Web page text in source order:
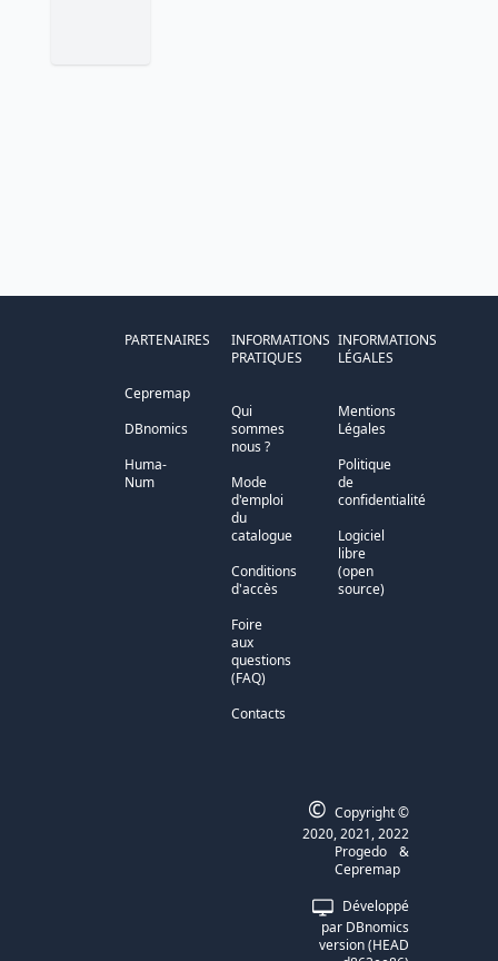
PARTENAIRES
Cepremap
DBnomics
Huma-
Num
INFORMATIONS
PRATIQUES
Qui
sommes
nous ?
Mode
d'emploi
du
catalogue
Conditions
d'accès
Foire
aux
questions
(FAQ)
Contacts
INFORMATIONS
LÉGALES
Mentions
Légales
Politique
de
confidentialité
Logiciel
libre
(open
source)
Développé
par DBnomics
version(HEAD
© Copyright ©
2020, 2021, 2022
Progedo
&
Cepremap